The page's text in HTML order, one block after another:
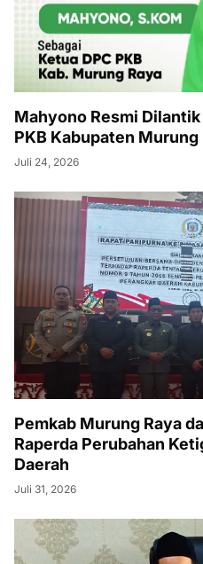
Mahyono Resmi
PKB Kabupaten Murung
Juli 24, 2026
Pemkab Murung Raya
Raperda Perubahan
Daerah
Juli 31, 2026